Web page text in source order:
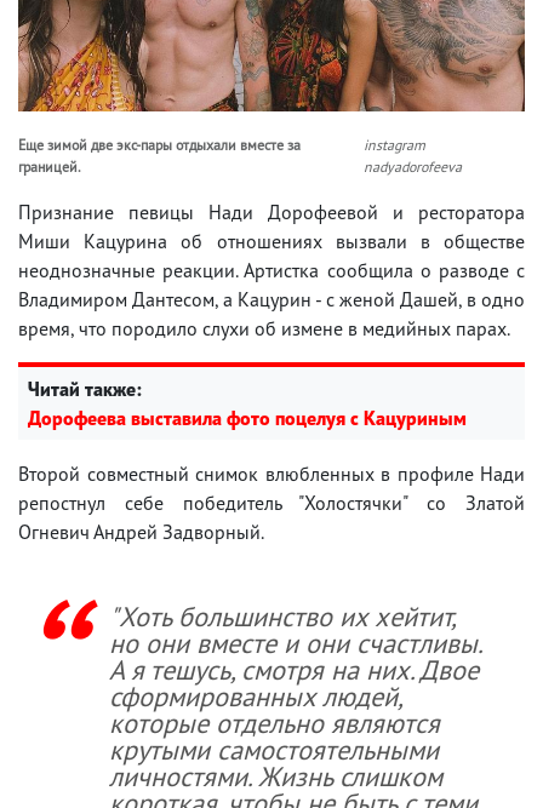
Еще зимой две экс-пары отдыхали вместе за
границей.
instagram
nadyadorofeeva
Признание певицы Нади Дорофеевой и ресторатора
Миши Кацурина об отношениях вызвали в обществе
неоднозначные реакции. Артистка сообщила о разводе с
Владимиром Дантесом, а Кацурин - с женой Дашей, в одно
время, что породило слухи об измене в медийных парах.
Читай также:
Дорофеева выставила фото поцелуя с Кацуриным
Второй совместный снимок влюбленных в профиле Нади
репостнул себе победитель "Холостячки" со Златой
Огневич Андрей Задворный.
"Хоть большинство их хейтит,
но они вместе и они счастливы.
А я тешусь, смотря на них. Двое
сформированных людей,
которые отдельно являются
крутыми самостоятельными
личностями. Жизнь слишком